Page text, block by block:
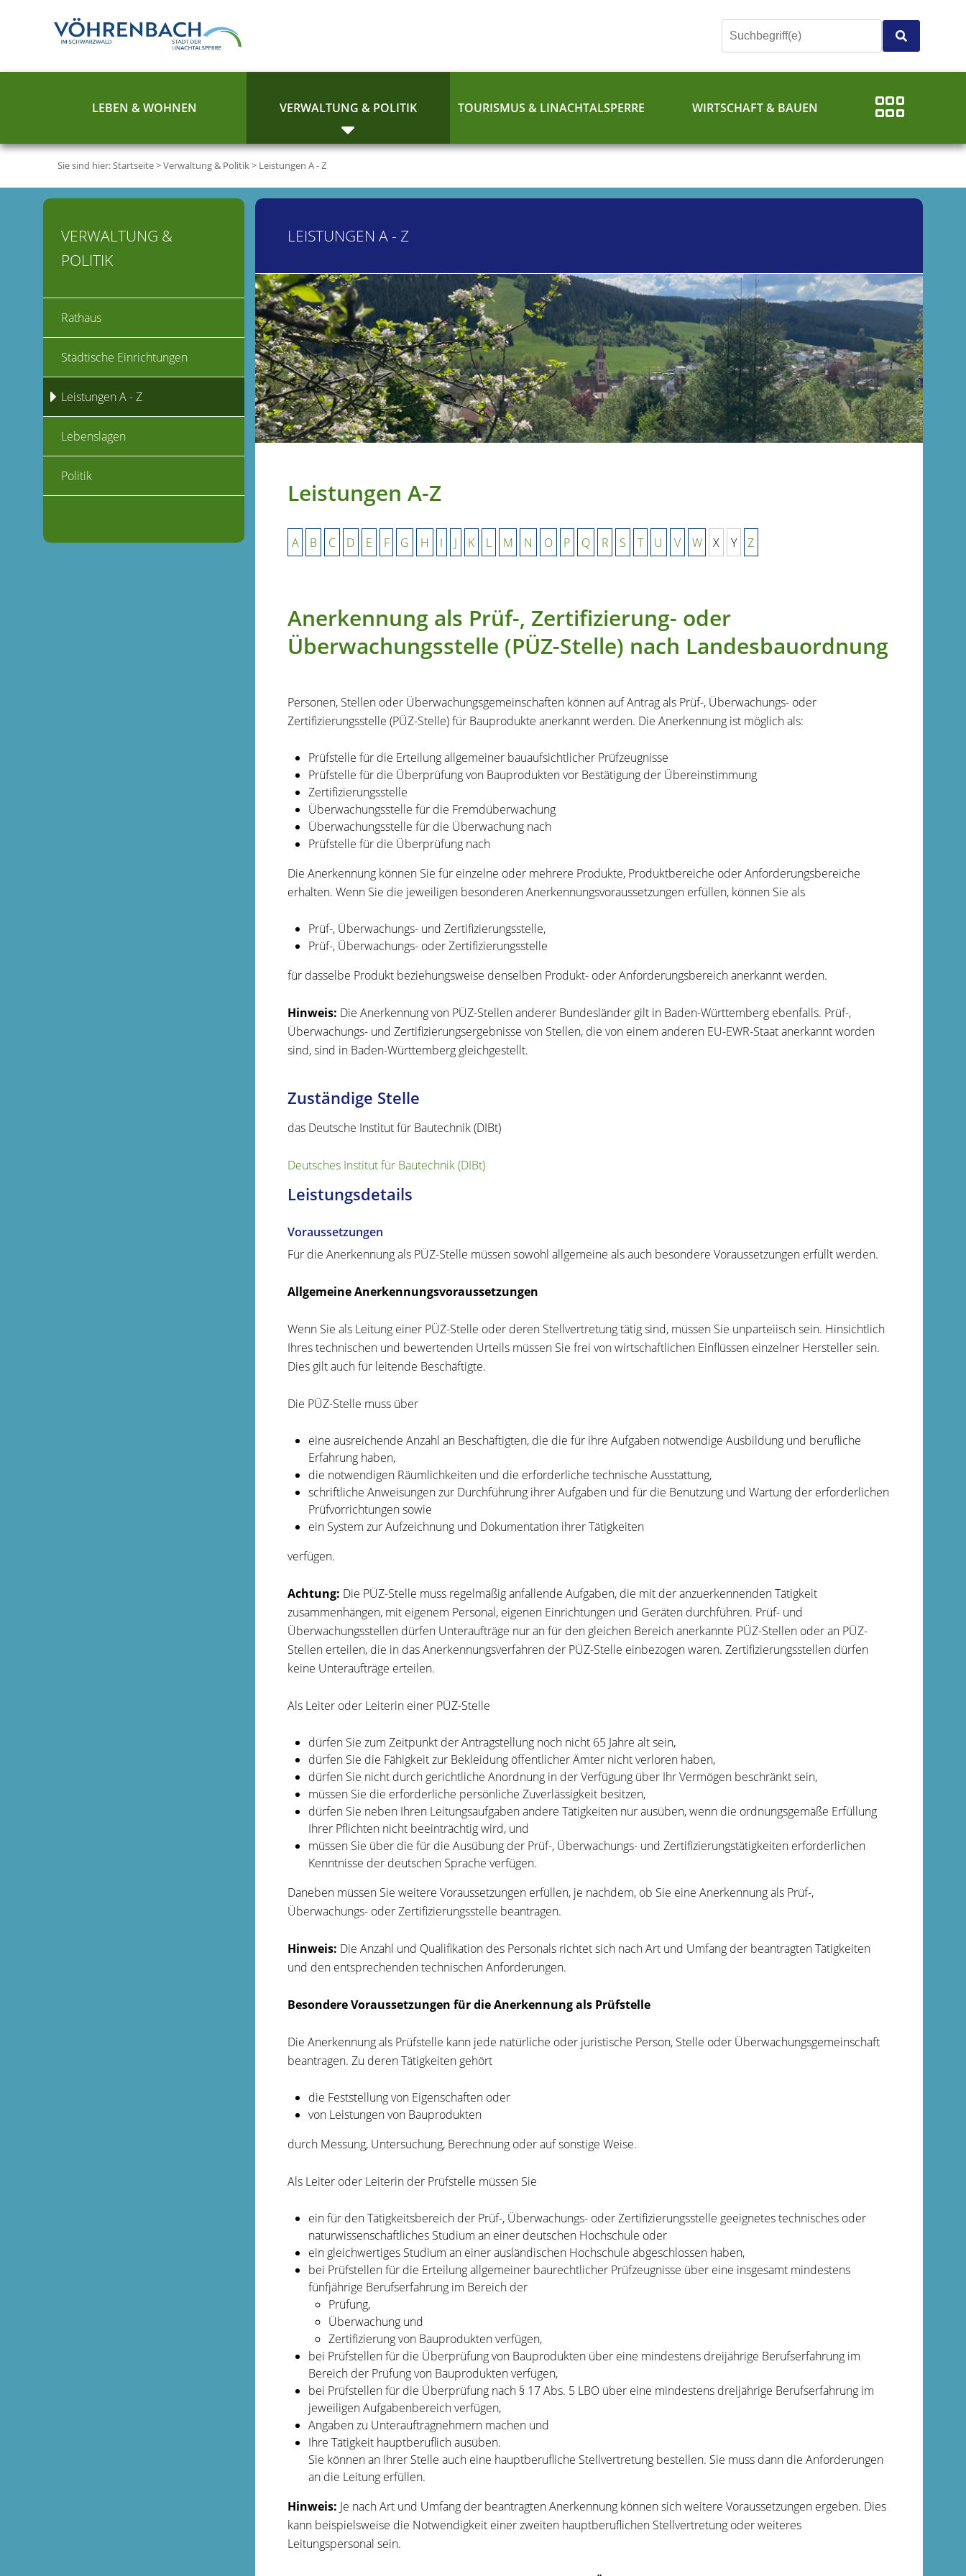
LEBEN & WOHNEN VERWALTUNG & POLITIK TOURISMUS & LINACHTALSPERRE WIRTSCHAFT & BAUEN
Sie sind hier:Startseite>Verwaltung & Politik> Leistungen A - Z
LEISTUNGEN A - Z
Leistungen A-Z
A B C D E F G H I J K L M N O P Q R S T U V W X Y Z
Anerkennung als Prüf-, Zertifizierung- oder
Überwachungsstelle (PÜZ-Stelle) nach Landesbauordnung
Personen, Stellen oder Überwachungsgemeinschaften können auf Antrag als Prüf-, Überwachungs- oder
Zertifizierungsstelle (PÜZ-Stelle) für Bauprodukte anerkannt werden. Die Anerkennung ist möglich als:
Prüfstelle für die Erteilung allgemeiner bauaufsichtlicher Prüfzeugnisse
Prüfstelle für die Überprüfung von Bauprodukten vor Bestätigung der Übereinstimmung
Zertifizierungsstelle
Überwachungsstelle für die Fremdüberwachung
Überwachungsstelle für die Überwachung nach
Prüfstelle für die Überprüfung nach
Die Anerkennung können Sie für einzelne oder mehrere Produkte, Produktbereiche oder Anforderungsbereiche
erhalten. Wenn Sie die jeweiligen besonderen Anerkennungsvoraussetzungen erfüllen, können Sie als
Prüf-, Überwachungs- und Zertifizierungsstelle,
Prüf-, Überwachungs- oder Zertifizierungsstelle
für dasselbe Produkt beziehungsweise denselben Produkt- oder Anforderungsbereich anerkannt werden.
Hinweis: Die Anerkennung von PÜZ-Stellen anderer Bundesländer gilt in Baden-Württemberg ebenfalls. Prüf-,
Überwachungs- und Zertifizierungsergebnisse von Stellen, die von einem anderen EU-EWR-Staat anerkannt worden
sind, sind in Baden-Württemberg gleichgestellt.
Zuständige Stelle
das Deutsche Institut für Bautechnik (DIBt)
Deutsches Institut für Bautechnik (DIBt)
Leistungsdetails
Voraussetzungen
Für die Anerkennung als PÜZ-Stelle müssen sowohl allgemeine als auch besondere Voraussetzungen erfüllt werden.
Allgemeine Anerkennungsvoraussetzungen
Wenn Sie als Leitung einer PÜZ-Stelle oder deren Stellvertretung tätig sind, müssen Sie unparteiisch sein. Hinsichtlich
Ihres technischen und bewertenden Urteils müssen Sie frei von wirtschaftlichen Einflüssen einzelner Hersteller sein.
Dies gilt auch für leitende Beschäftigte.
Die PÜZ-Stelle muss über
eine ausreichende Anzahl an Beschäftigten, die die für ihre Aufgaben notwendige Ausbildung und berufliche
Erfahrung haben,
die notwendigen Räumlichkeiten und die erforderliche technische Ausstattung,
schriftliche Anweisungen zur Durchführung ihrer Aufgaben und für die Benutzung und Wartung der erforderlichen
Prüfvorrichtungen sowie
ein System zur Aufzeichnung und Dokumentation ihrer Tätigkeiten
verfügen.
Achtung: Die PÜZ-Stelle muss regelmäßig anfallende Aufgaben, die mit der anzuerkennenden Tätigkeit
zusammenhängen, mit eigenem Personal, eigenen Einrichtungen und Geräten durchführen. Prüf- und
Überwachungsstellen dürfen Unteraufträge nur an für den gleichen Bereich anerkannte PÜZ-Stellen oder an PÜZ-
Stellen erteilen, die in das Anerkennungsverfahren der PÜZ-Stelle einbezogen waren. Zertifizierungsstellen dürfen
keine Unteraufträge erteilen.
Als Leiter oder Leiterin einer PÜZ-Stelle
dürfen Sie zum Zeitpunkt der Antragstellung noch nicht 65 Jahre alt sein,
dürfen Sie die Fähigkeit zur Bekleidung öffentlicher Ämter nicht verloren haben,
dürfen Sie nicht durch gerichtliche Anordnung in der Verfügung über Ihr Vermögen beschränkt sein,
müssen Sie die erforderliche persönliche Zuverlässigkeit besitzen,
dürfen Sie neben Ihren Leitungsaufgaben andere Tätigkeiten nur ausüben, wenn die ordnungsgemäße Erfüllung
Ihrer Pflichten nicht beeinträchtig wird, und
müssen Sie über die für die Ausübung der Prüf-, Überwachungs- und Zertifizierungstätigkeiten erforderlichen
Kenntnisse der deutschen Sprache verfügen.
Daneben müssen Sie weitere Voraussetzungen erfüllen, je nachdem, ob Sie eine Anerkennung als Prüf-,
Überwachungs- oder Zertifizierungsstelle beantragen.
Hinweis: Die Anzahl und Qualifikation des Personals richtet sich nach Art und Umfang der beantragten Tätigkeiten
und den entsprechenden technischen Anforderungen.
Besondere Voraussetzungen für die Anerkennung als Prüfstelle
Die Anerkennung als Prüfstelle kann jede natürliche oder juristische Person, Stelle oder Überwachungsgemeinschaft
beantragen. Zu deren Tätigkeiten gehört
die Feststellung von Eigenschaften oder
von Leistungen von Bauprodukten
durch Messung, Untersuchung, Berechnung oder auf sonstige Weise.
Als Leiter oder Leiterin der Prüfstelle müssen Sie
ein für den Tätigkeitsbereich der Prüf-, Überwachungs- oder Zertifizierungsstelle geeignetes technisches oder
naturwissenschaftliches Studium an einer deutschen Hochschule oder
ein gleichwertiges Studium an einer ausländischen Hochschule abgeschlossen haben,
bei Prüfstellen für die Erteilung allgemeiner baurechtlicher Prüfzeugnisse über eine insgesamt mindestens
fünfjährige Berufserfahrung im Bereich der
Prüfung,
Überwachung und
Zertifizierung von Bauprodukten verfügen,
bei Prüfstellen für die Überprüfung von Bauprodukten über eine mindestens dreijährige Berufserfahrung im
Bereich der Prüfung von Bauprodukten verfügen,
bei Prüfstellen für die Überprüfung nach § 17 Abs. 5 LBO über eine mindestens dreijährige Berufserfahrung im
jeweiligen Aufgabenbereich verfügen,
Angaben zu Unterauftragnehmern machen und
Ihre Tätigkeit hauptberuflich ausüben.
Sie können an Ihrer Stelle auch eine hauptberufliche Stellvertretung bestellen. Sie muss dann die Anforderungen
an die Leitung erfüllen.
Hinweis: Je nach Art und Umfang der beantragten Anerkennung können sich weitere Voraussetzungen ergeben. Dies
kann beispielsweise die Notwendigkeit einer zweiten hauptberuflichen Stellvertretung oder weiteres
Leitungspersonal sein.
VERWALTUNG &
POLITIK
Rathaus
Städtische Einrichtungen
Leistungen A - Z
Lebenslagen
Politik